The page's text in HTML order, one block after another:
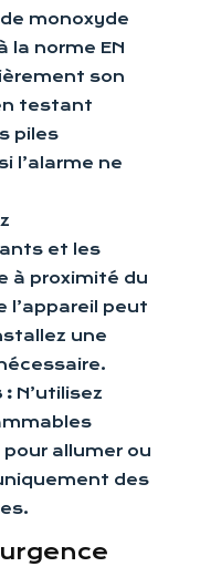
monoxyde
la norme EN
son
testant
piles
l’alarme ne
et les
à proximité du
l’appareil peut
une
: N’utilisez
allumer ou
des